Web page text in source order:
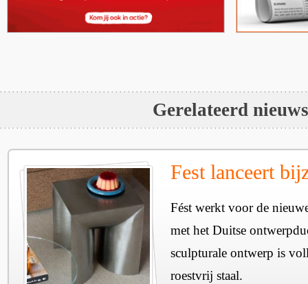
Gerelateerd nieuws
Fest lanceert
Fést werkt voor de
met het Duitse
sculpturale ontwerp is
roestvrij staal.